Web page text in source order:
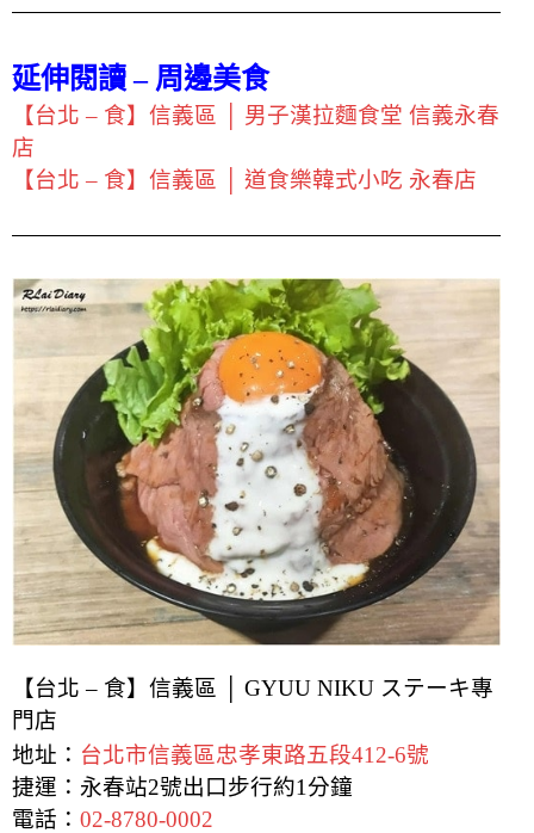
延伸閱讀 – 周邊美食
【台北 – 食】信義區 │ 男子漢拉麵食堂 信義永春
店
【台北 – 食】信義區 │ 道食樂韓式小吃 永春店
【台北 – 食】信義區 │ GYUU NIKU ステーキ專
門店
地址： 台北市信義區忠孝東路五段412-6號
捷運：永春站2號出口步行約1分鐘
電話： 02-8780-0002